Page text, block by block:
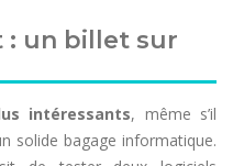
: un billet sur
intéressants, même s’il
solide bagage informatique.